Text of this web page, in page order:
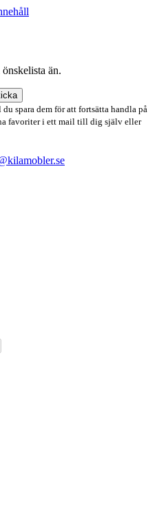
än.
spara dem för att fortsätta handla på
favoriter i ett mail till dig själv eller